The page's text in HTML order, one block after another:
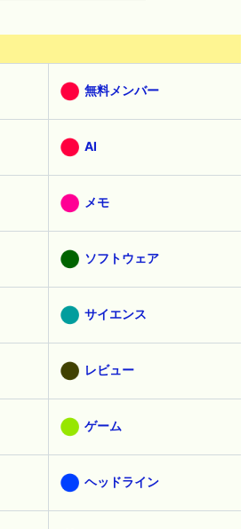
無料メンバー
AI
メモ
ソフトウェア
サイエンス
レビュー
ゲーム
ヘッドライン